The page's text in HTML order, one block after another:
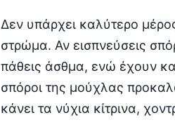
Δεν υπάρχει καλύτερο
στρώμα. Αν εισπνεύσεις
πάθεις άσθμα, ενώ έχουν
σπόροι της μούχλας
κάνει τα νύχια κίτρινα,